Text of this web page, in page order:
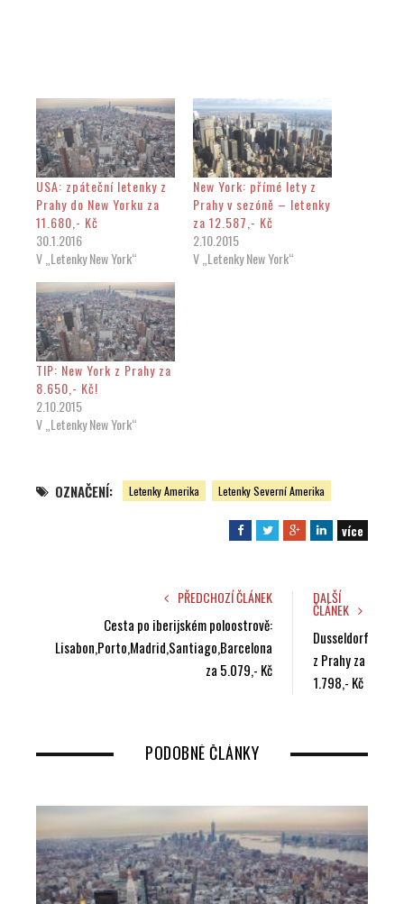
USA: zpáteční letenky z
Prahy do New Yorku za
11.680,- Kč
30.1.2016
V „Letenky New York“
New York: přímé lety z
Prahy v sezóně – letenky
za 12.587,- Kč
2.10.2015
V „Letenky New York“
TIP: New York z Prahy za
8.650,- Kč!
2.10.2015
V „Letenky New York“
OZNAČENÍ: Letenky Amerika Letenky Severní Amerika
F
e
o
o
k
T
t
e
G
L
k
e
d
I
více
PŘEDCHOZÍ ČLÁNEK
Cesta po iberijském poloostrově:
Lisabon,Porto,Madrid,Santiago,Barcelona
za 5.079,- Kč
DALŠÍ
ČLÁNEK
Dusseldorf
z Prahy za
1.798,- Kč
PODOBNÉ ČLÁNKY